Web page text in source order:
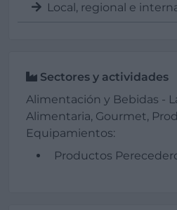
Local, regional e
Sectores y actividades
Alimentación y Bebidas -
Alimentaria, Gourmet,
Equipamientos:
Productos